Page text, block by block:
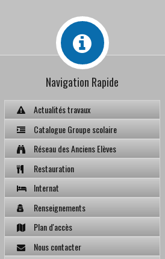
Navigation Rapide
Actualités travaux
Catalogue Groupe scolaire
Réseau des Anciens Elèves
Restauration
Internat
Renseignements
Plan d'accès
Nous contacter